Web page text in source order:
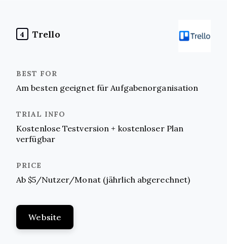
4 Trello
Am besten geeignet für Aufgabenorganisation
Kostenlose Testversion + kostenloser Plan
verfügbar
Ab $5/Nutzer/Monat (jährlich abgerechnet)
Website